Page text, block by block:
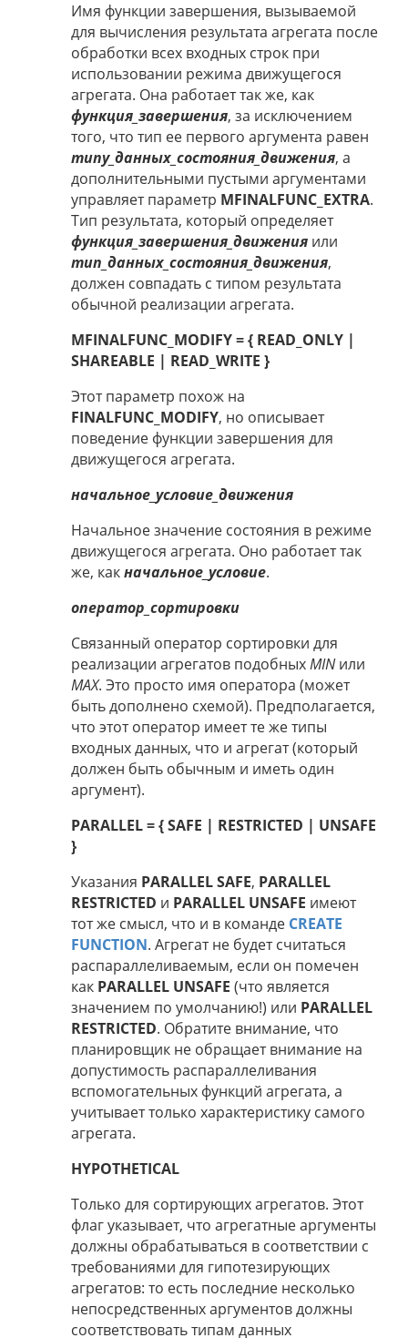
Имя функции завершения, вызываемой
для вычисления результата агрегата после
обработки всех входных строк при
использовании режима движущегося
агрегата. Она работает так же, как
функция_завершения, за исключением
того, что тип ее первого аргумента равен
типу_данных_состояния_движения, а
дополнительными пустыми аргументами
управляет параметр MFINALFUNC_EXTRA.
Тип результата, который определяет
функция_завершения_движения или
тип_данных_состояния_движения,
должен совпадать с типом результата
обычной реализации агрегата.
MFINALFUNC_MODIFY = { READ_ONLY |
SHAREABLE | READ_WRITE }
Этот параметр похож на
FINALFUNC_MODIFY, но описывает
поведение функции завершения для
движущегося агрегата.
начальное_условие_движения
Начальное значение состояния в режиме
движущегося агрегата. Оно работает так
же, какначальное_условие.
оператор_сортировки
Связанный оператор сортировки для
реализации агрегатов подобныхMINили
MAX. Это просто имя оператора (может
быть дополнено схемой). Предполагается,
что этот оператор имеет те же типы
входных данных, что и агрегат (который
должен быть обычным и иметь один
аргумент).
PARALLEL = { SAFE | RESTRICTED | UNSAFE
}
Указания PARALLEL SAFE, PARALLEL
RESTRICTED и PARALLEL UNSAFE имеют
тот же смысл, что и в команде CREATE
FUNCTION. Агрегат не будет считаться
распараллеливаемым, если он помечен
как PARALLEL UNSAFE (что является
значением по умолчанию!) или PARALLEL
RESTRICTED. Обратите внимание, что
планировщик не обращает внимание на
допустимость распараллеливания
вспомогательных функций агрегата, а
учитывает только характеристику самого
агрегата.
HYPOTHETICAL
Только для сортирующих агрегатов. Этот
флаг указывает, что агрегатные аргументы
должны обрабатываться в соответствии с
требованиями для гипотезирующих
агрегатов: то есть последние несколько
непосредственных аргументов должны
соответствовать типам данных